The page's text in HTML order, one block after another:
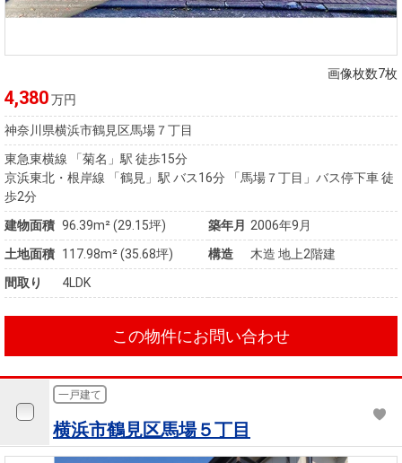
画像枚数7枚
4,380万円
神奈川県横浜市鶴見区馬場７丁目
東急東横線 「菊名」駅 徒歩15分
京浜東北・根岸線 「鶴見」駅 バス16分 「馬場７丁目」バス停下車 徒
歩2分
建物面積 96.39m² (29.15坪) 築年月 2006年9月
土地面積 117.98m² (35.68坪) 構造
木造 地上2階建
間取り
4LDK
この物件にお問い合わせ
一戸建て
横浜市鶴見区馬場５丁目